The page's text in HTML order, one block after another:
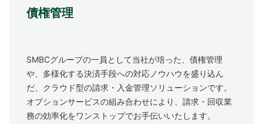
債権管理
SMBCグループの一員として当社が培った、債権管理
や、多様化する決済手段への対応ノウハウを盛り込ん
だ、クラウド型の請求・入金管理ソリューションです。
オプションサービスの組み合わせにより、請求・回収業
務の効率化をワンストップでお手伝いいたします。
サステナビリティ
採用情報
お問い合わせ